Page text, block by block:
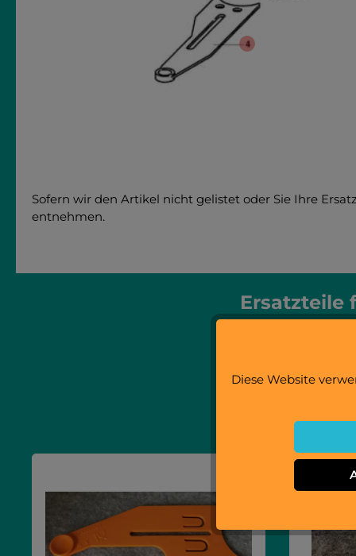
Sofern wir den Artikel nicht gelistet oder Sie Ihre
entnehmen.
Ersatzteile
Finden Sie
Diese Website